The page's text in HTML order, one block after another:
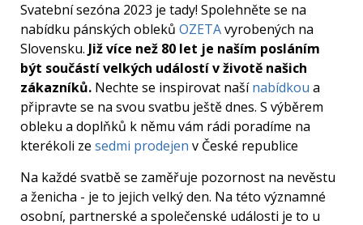
Svatební sezóna 2023 je tady! Spolehněte se na
nabídku pánských obleků OZETAvyrobených na
Slovensku. Již více než 80 let je naším posláním
být součástí velkých událostí v životě našich
zákazníků. Nechte se inspirovat našínabídkou a
připravte se na svou svatbu ještě dnes. S výběrem
obleku a doplňků k němu vám rádi poradíme na
kterékoli ze sedmi prodejen v České republice
Na každé svatbě se zaměřuje pozornost na nevěstu
a ženicha - je to jejich velký den. Na této významné
osobní, partnerské a společenské události je to u